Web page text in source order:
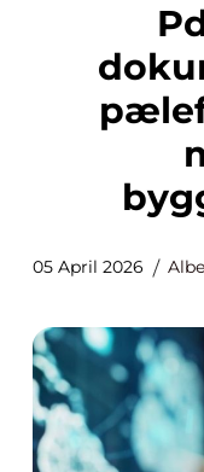
Pda måling:
05 April 2026